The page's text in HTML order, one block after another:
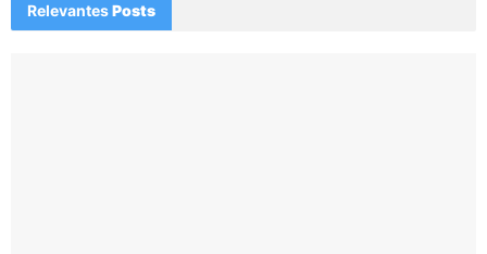
RelevantesPosts